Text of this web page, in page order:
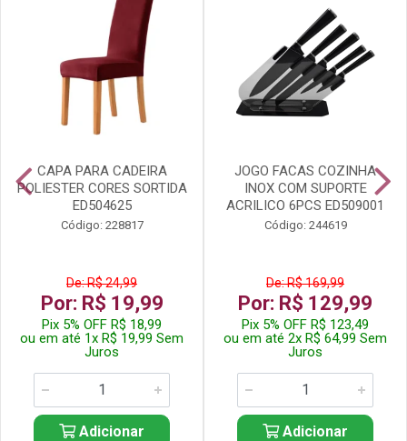
CAPA PARA CADEIRA
POLIESTER CORES SORTIDA
ED504625
Código: 228817
De: R$ 24,99
Por: R$ 19,99
Pix 5% OFF R$ 18,99
ou em até 1x R$ 19,99 Sem
Juros
Adicionar
JOGO FACAS COZINHA
INOX COM SUPORTE
ACRILICO 6PCS ED509001
Código: 244619
De: R$ 169,99
Por: R$ 129,99
Pix 5% OFF R$ 123,49
ou em até 2x R$ 64,99 Sem
Juros
Adicionar